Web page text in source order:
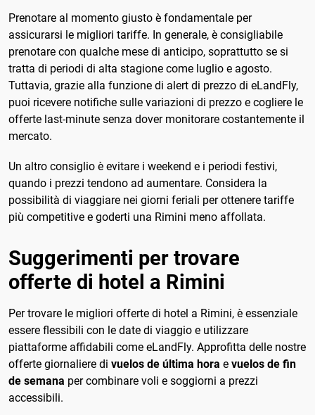
Prenotare al momento giusto è fondamentale per
assicurarsi le migliori tariffe. In generale, è consigliabile
prenotare con qualche mese di anticipo, soprattutto se si
tratta di periodi di alta stagione come luglio e agosto.
Tuttavia, grazie alla funzione di alert di prezzo di eLandFly,
puoi ricevere notifiche sulle variazioni di prezzo e cogliere le
offerte last-minute senza dover monitorare costantemente il
mercato.
Un altro consiglio è evitare i weekend e i periodi festivi,
quando i prezzi tendono ad aumentare. Considera la
possibilità di viaggiare nei giorni feriali per ottenere tariffe
più competitive e goderti una Rimini meno affollata.
Suggerimenti per trovare
offerte di hotel a Rimini
Per trovare le migliori offerte di hotel a Rimini, è essenziale
essere flessibili con le date di viaggio e utilizzare
piattaforme affidabili come eLandFly. Approfitta delle nostre
offerte giornaliere di vuelos de última hora e vuelos de fin
de semana per combinare voli e soggiorni a prezzi
accessibili.